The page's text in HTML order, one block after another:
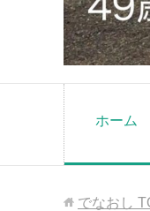
ホーム
でなおし